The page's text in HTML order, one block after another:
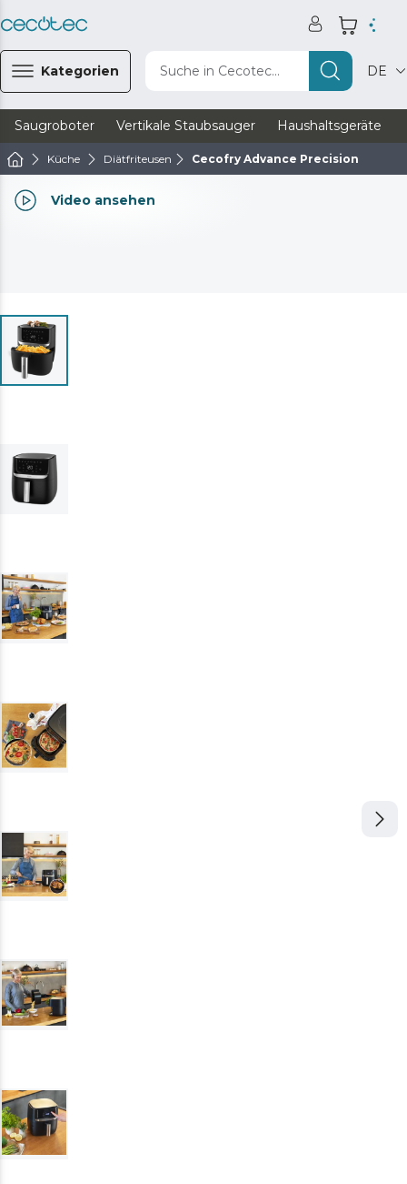
Kategorien Suche in Cecotec... DE
Saugroboter Vertikale Staubsauger Haushaltsgeräte
Küche Diätfriteusen Cecofry Advance Precision
Video ansehen